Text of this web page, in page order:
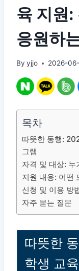
육 지원:
응원하
By yjjo 2026-
목차
따뜻한 동행:
그램
자격 및 대상:
지원 내용: 어떤
신청 및 이용 방
자주 묻는 질문
따뜻한
학생 교